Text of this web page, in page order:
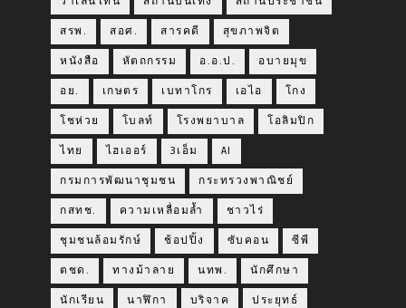
สรพ. สอศ. สารคดี สุขภาพจิต
หนังสือ หัตถกรรม อ.อ.ป. อบายมุข
อย. เกษตร เบทาโกร เอไอ โกง
โชห่วย โบลท์ โรงพยาบาล โอลิมปิก
ไทย ไฮเออร์ 3เอ็ม AI
กรมการพัฒนาชุมชน กระทรวงพาณิชย์
กสทช. ความเหลื่อมล้ำ ชาวไร่
ชุมชนล้อมรักษ์ ช้อปปิ้ง ซับคอน ซีพี
ตชด. ทางม้าลาย นทพ. นักศึกษา
นักเรียน นาฬิกา บริจาค ประยุทธ์